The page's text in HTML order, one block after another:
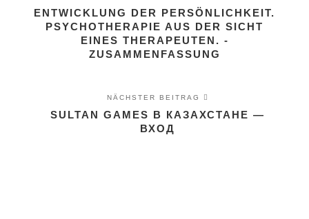
ENTWICKLUNG DER PERSÖNLICHKEIT.
PSYCHOTHERAPIE AUS DER SICHT
EINES THERAPEUTEN. -
ZUSAMMENFASSUNG
NÄCHSTER BEITRAG
SULTAN GAMES В КАЗАХСТАНЕ —
ВХОД